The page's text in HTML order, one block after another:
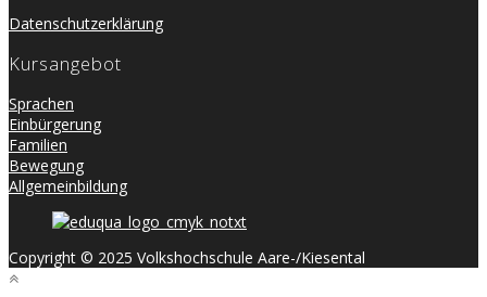
Datenschutzerklärung
Kursangebot
Sprachen
Einbürgerung
Familien
Bewegung
Allgemeinbildung
Copyright © 2025 Volkshochschule Aare-/Kiesental